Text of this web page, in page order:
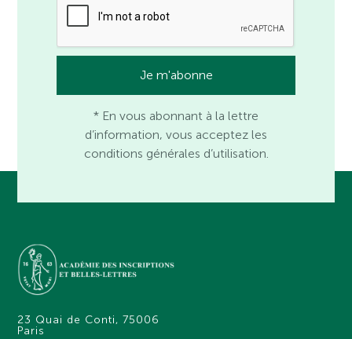
* En vous abonnant à la lettre
d’information, vous acceptez les
conditions générales d’utilisation.
23 Quai de Conti, 75006
Paris